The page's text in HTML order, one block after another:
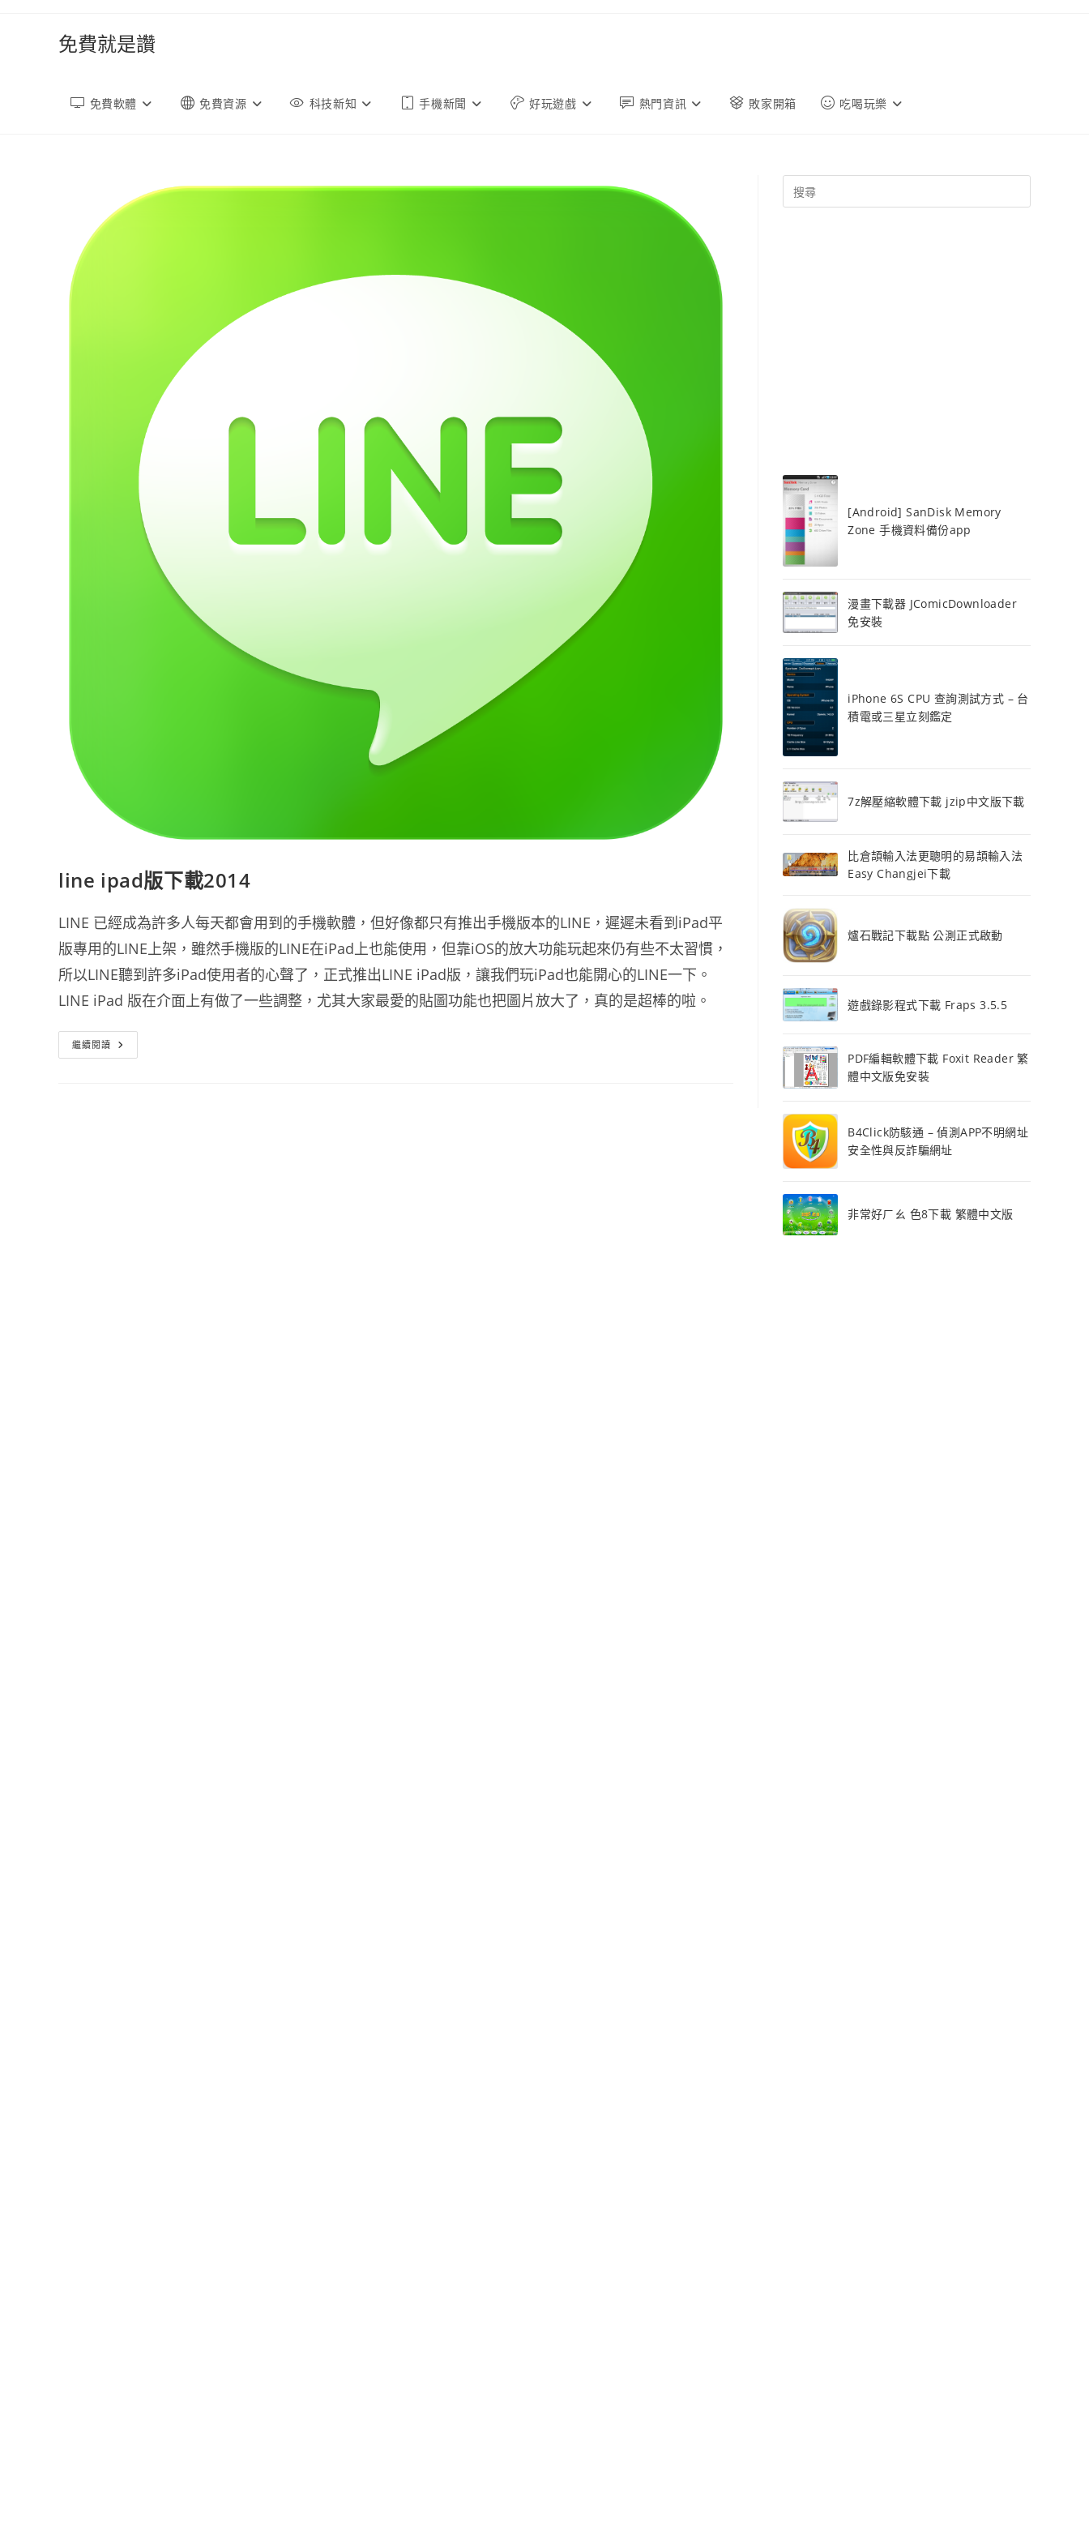
免費就是讚
免費軟體 免費資源 科技新知 手機新聞 好玩遊戲 熱門資訊 敗家開箱 吃喝玩樂
line ipad版下載2014
LINE 已經成為許多人每天都會用到的手機軟體，但好像都只有推出手機版本的LINE，遲遲未看到iPad平
版專用的LINE上架，雖然手機版的LINE在iPad上也能使用，但靠iOS的放大功能玩起來仍有些不太習慣，
所以LINE聽到許多iPad使用者的心聲了，正式推出LINE iPad版，讓我們玩iPad也能開心的LINE一下。
LINE iPad 版在介面上有做了一些調整，尤其大家最愛的貼圖功能也把圖片放大了，真的是超棒的啦。
繼續閱讀 Line
Ipad
[Android] SanDisk Memory
Zone 手機資料備份app
漫畫下載器 JComicDownloader
免安裝
iPhone 6S CPU 查詢測試方式 – 台
積電或三星立刻鑑定
7z解壓縮軟體下載 jzip中文版下載
比倉頡輸入法更聰明的易頡輸入法
Easy Changjei下載
爐石戰記下載點 公測正式啟動
遊戲錄影程式下載 Fraps 3.5.5
PDF編輯軟體下載 Foxit Reader 繁
體中文版免安裝
B4Click防駭通 – 偵測APP不明網址
安全性與反詐騙網址
非常好ㄏㄠ 色8下載 繁體中文版